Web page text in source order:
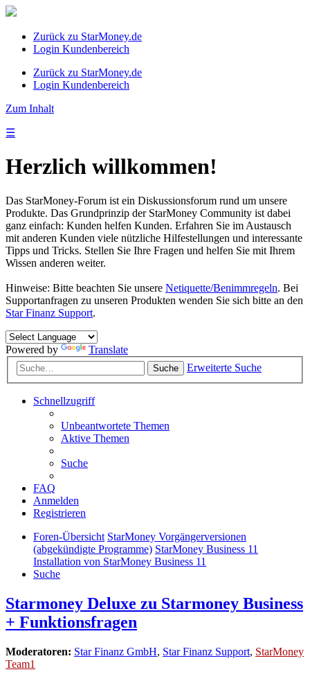
Zurück zu StarMoney.de
Login Kundenbereich
Zurück zu StarMoney.de
Login Kundenbereich
Zum Inhalt
☰
Herzlich willkommen!
Das StarMoney-Forum ist ein Diskussionsforum rund um unsere
Produkte. Das Grundprinzip der StarMoney Community ist dabei
ganz einfach: Kunden helfen Kunden. Erfahren Sie im Austausch
mit anderen Kunden viele nützliche Hilfestellungen und interessante
Tipps und Tricks. Stellen Sie Ihre Fragen und helfen Sie mit Ihrem
Wissen anderen weiter.
Hinweise: Bitte beachten Sie unsere Netiquette/Benimmregeln. Bei
Supportanfragen zu unseren Produkten wenden Sie sich bitte an den
Star Finanz Support.
Powered by Translate
Suche Erweiterte Suche
Schnellzugriff
Unbeantwortete Themen
Aktive Themen
Suche
FAQ
Anmelden
Registrieren
Foren-Übersicht StarMoney Vorgängerversionen
(abgekündigte Programme) StarMoney Business 11
Installation von StarMoney Business 11
Suche
Starmoney Deluxe zu Starmoney Business
+ Funktionsfragen
Moderatoren: Star Finanz GmbH, Star Finanz Support, StarMoney
Team1